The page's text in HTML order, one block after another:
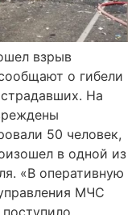
взрыв
о гибели
На
50 человек,
в одной из
«В оперативную
МЧС